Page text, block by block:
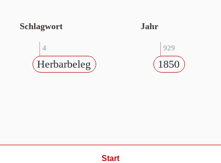
Schlagwort
4
Herbarbeleg
Jahr
929
1850
Start